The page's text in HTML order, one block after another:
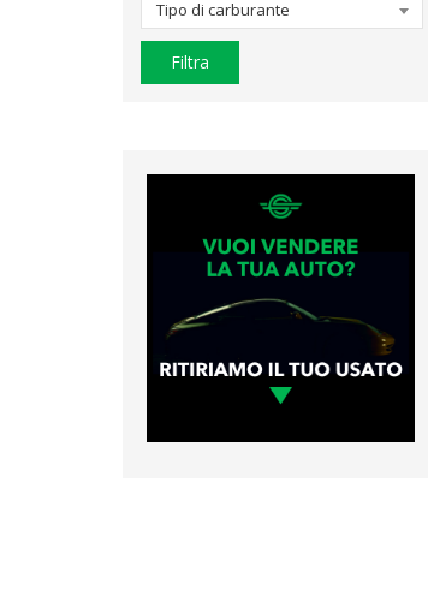
Tipo di carburante
Filtra